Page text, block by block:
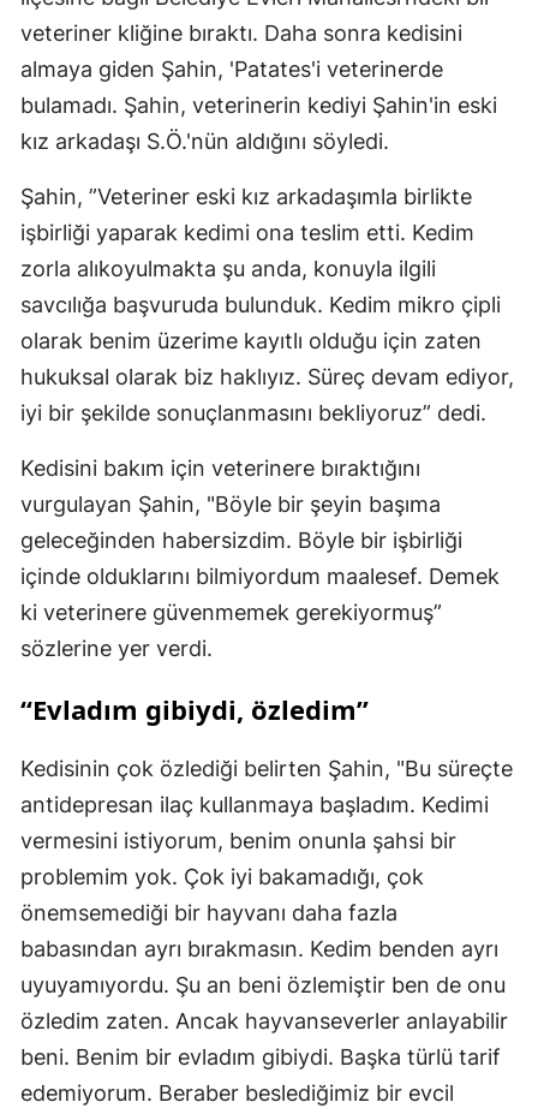
veteriner kliğine bıraktı. Daha sonra kedisini
almaya giden Şahin, 'Patates'i veterinerde
bulamadı. Şahin, veterinerin kediyi Şahin'in eski
kız arkadaşı S.Ö.'nün aldığını söyledi.
Şahin, ”Veteriner eski kız arkadaşımla birlikte
işbirliği yaparak kedimi ona teslim etti. Kedim
zorla alıkoyulmakta şu anda, konuyla ilgili
savcılığa başvuruda bulunduk. Kedim mikro çipli
olarak benim üzerime kayıtlı olduğu için zaten
hukuksal olarak biz haklıyız. Süreç devam ediyor,
iyi bir şekilde sonuçlanmasını bekliyoruz” dedi.
Kedisini bakım için veterinere bıraktığını
vurgulayan Şahin, "Böyle bir şeyin başıma
geleceğinden habersizdim. Böyle bir işbirliği
içinde olduklarını bilmiyordum maalesef. Demek
ki veterinere güvenmemek gerekiyormuş”
sözlerine yer verdi.
“Evladım gibiydi, özledim”
Kedisinin çok özlediği belirten Şahin, "Bu süreçte
antidepresan ilaç kullanmaya başladım. Kedimi
vermesini istiyorum, benim onunla şahsi bir
problemim yok. Çok iyi bakamadığı, çok
önemsemediği bir hayvanı daha fazla
babasından ayrı bırakmasın. Kedim benden ayrı
uyuyamıyordu. Şu an beni özlemiştir ben de onu
özledim zaten. Ancak hayvanseverler anlayabilir
beni. Benim bir evladım gibiydi. Başka türlü tarif
edemiyorum. Beraber beslediğimiz bir evcil